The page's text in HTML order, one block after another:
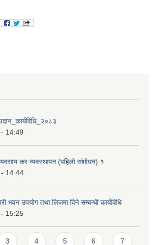
14:49
कर व्यवस्थापन (पहिलो संशोधन) १
14:44
भवन उपयोग तथा लिजमा दिने सम्बन्धी कार्यविधि
15:25
3 4 5 6 7